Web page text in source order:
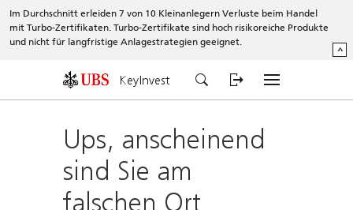
Im Durchschnitt erleiden 7 von 10 Kleinanlegern Verluste beim Handel
mit Turbo-Zertifikaten. Turbo-Zertifikate sind hoch risikoreiche Produkte
und nicht für langfristige Anlagestrategien geeignet.
^
KeyInvest
Ups, anscheinend
sind Sie am
falschen Ort